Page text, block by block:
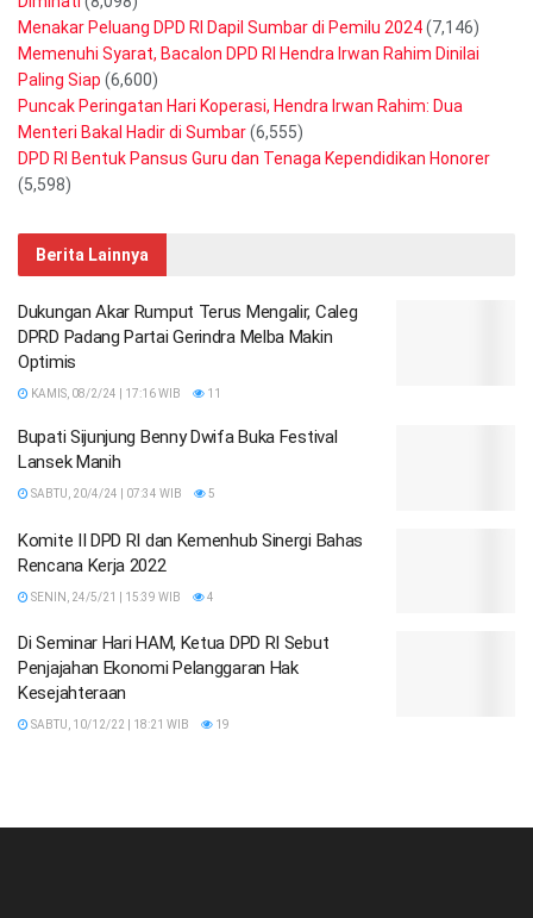
Menakar Peluang DPD RI Dapil Sumbar di Pemilu 2024(7,146)
Memenuhi Syarat, Bacalon DPD RI Hendra Irwan Rahim Dinilai
Paling Siap (6,600)
Puncak Peringatan Hari Koperasi, Hendra Irwan Rahim: Dua
Menteri Bakal Hadir di Sumbar(6,555)
DPD RI Bentuk Pansus Guru dan Tenaga Kependidikan Honorer
(5,598)
Berita Lainnya
Dukungan Akar Rumput Terus Mengalir, Caleg
DPRD Padang Partai Gerindra Melba Makin
Optimis
KAMIS, 08/2/24 | 17:16 WIB 11
Bupati Sijunjung Benny Dwifa Buka Festival
Lansek Manih
SABTU, 20/4/24 | 07:34 WIB 5
Komite II DPD RI dan Kemenhub Sinergi Bahas
Rencana Kerja 2022
SENIN, 24/5/21 | 15:39 WIB 4
Di Seminar Hari HAM, Ketua DPD RI Sebut
Penjajahan Ekonomi Pelanggaran Hak
Kesejahteraan
SABTU, 10/12/22 | 18:21 WIB 19